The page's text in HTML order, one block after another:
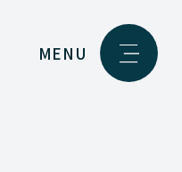
MENU